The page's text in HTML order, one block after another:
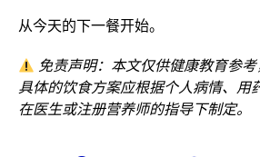
从今天的下一餐开始。
免责声明：本文仅供健康教育参考
具体的饮食方案应根据个人病情、用
在医生或注册营养师的指导下制定。